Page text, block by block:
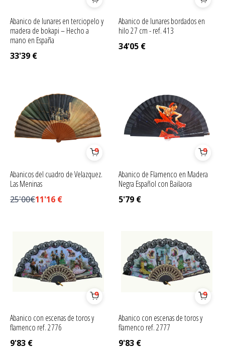
Abanico de lunares en terciopelo y
madera de bokapi – Hecho a
mano en España
33'39 €
Abanico de lunares bordados en
hilo 27 cm - ref. 413
34'05 €
Abanicos del cuadro de Velazquez.
Las Meninas
25'00€11'16 €
Abanico de Flamenco en Madera
Negra Español con Bailaora
5'79 €
Abanico con escenas de toros y
flamenco ref. 2776
9'83 €
Abanico con escenas de toros y
flamenco ref. 2777
9'83 €